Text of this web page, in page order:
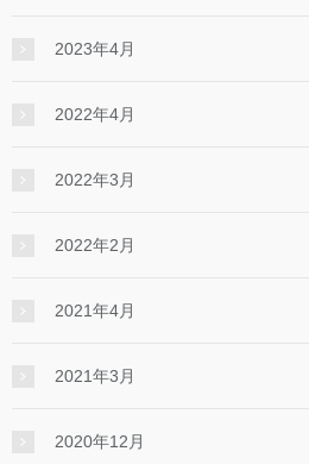
2023年4月
2022年4月
2022年3月
2022年2月
2021年4月
2021年3月
2020年12月